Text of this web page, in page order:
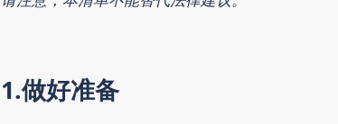
1.做好准备